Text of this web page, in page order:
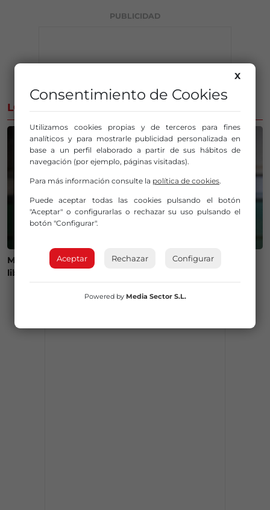
PUBLICIDAD
LO MÁS ESCUCHADO
Mar Expósito presenta ‘Orégano’, todo un estallido de
libertad
X
Consentimiento de Cookies
Utilizamos cookies propias y de terceros para fines
analíticos y para mostrarle publicidad personalizada en
base a un perfil elaborado a partir de sus hábitos de
navegación (por ejemplo, páginas visitadas).
Para más información consulte la política de cookies.
Puede aceptar todas las cookies pulsando el botón
"Aceptar" o configurarlas o rechazar su uso pulsando el
botón "Configurar".
Aceptar Rechazar Configurar
Powered by Media Sector S.L.